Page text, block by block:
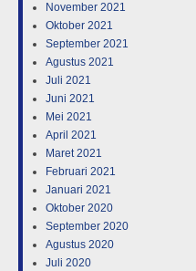
November 2021
Oktober 2021
September 2021
Agustus 2021
Juli 2021
Juni 2021
Mei 2021
April 2021
Maret 2021
Februari 2021
Januari 2021
Oktober 2020
September 2020
Agustus 2020
Juli 2020